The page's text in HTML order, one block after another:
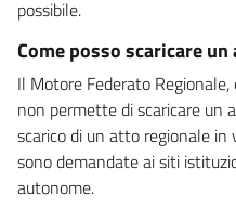
possibile.
Come posso scaricare
Il Motore Federato
non permette di scaricare un
scarico di un atto regionale in
sono demandate ai siti
autonome.